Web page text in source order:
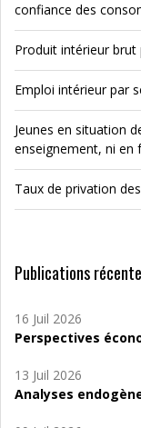
confiance des
Produit intérieur
Emploi intérieur par
Jeunes en situation
enseignement, ni en
Taux de privation
Publications
16 Juil 2026
Perspectives
13 Juil 2026
Analyses